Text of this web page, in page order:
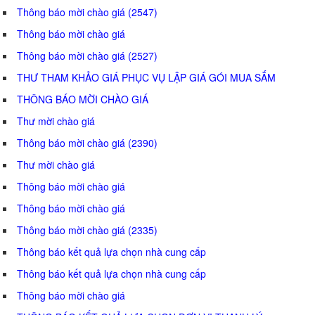
Thông báo mời chào giá (2547)
Thông báo mời chào giá
Thông báo mời chào giá (2527)
THƯ THAM KHẢO GIÁ PHỤC VỤ LẬP GIÁ GÓI MUA SẮM
THÔNG BÁO MỜI CHÀO GIÁ
Thư mời chào giá
Thông báo mời chào giá (2390)
Thư mời chào giá
Thông báo mời chào giá
Thông báo mời chào giá
Thông báo mời chào giá (2335)
Thông báo kết quả lựa chọn nhà cung cấp
Thông báo kết quả lựa chọn nhà cung cấp
Thông báo mời chào giá